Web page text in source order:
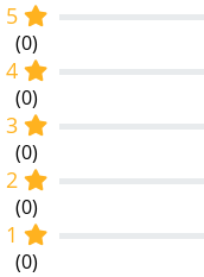
5
(0)
4
(0)
3
(0)
2
(0)
1
(0)